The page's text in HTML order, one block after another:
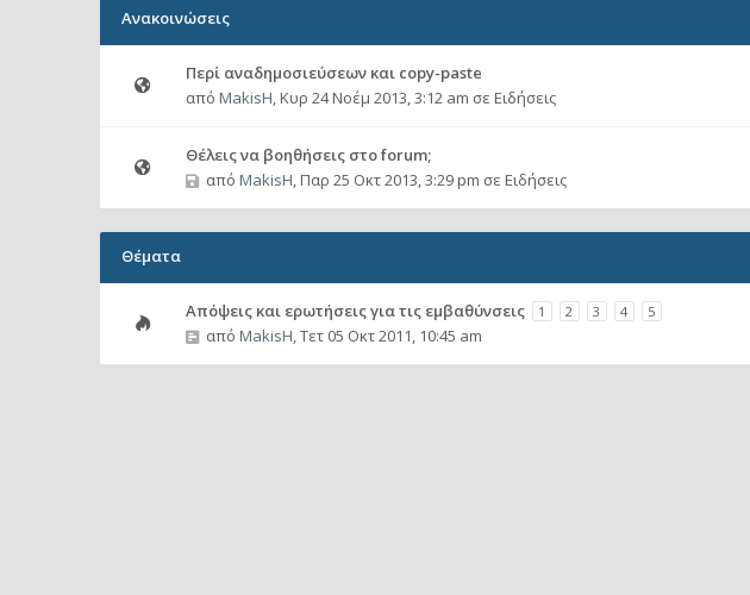
Ανακοινώσεις
Περί αναδημοσιεύσεων και copy-paste
από MakisH, Κυρ 24 Νοέμ 2013, 3:12 am σε Ειδήσεις
Θέλεις να βοηθήσεις στο forum;
από MakisH, Παρ 25 Οκτ 2013, 3:29 pm σε Ειδήσεις
Θέματα
Απόψεις και ερωτήσεις για τις εμβαθύνσεις 1 2 3 4 5
από MakisH,Τετ 05 Οκτ 2011, 10:45 am